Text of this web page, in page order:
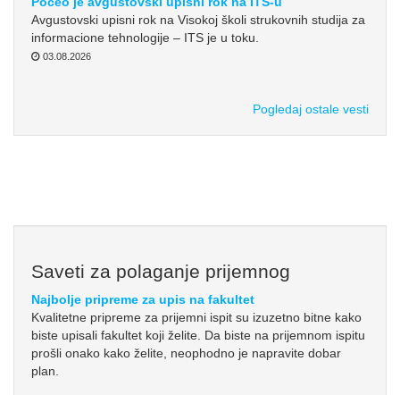
Avgustovski upisni rok na Visokoj školi strukovnih studija za
informacione tehnologije – ITS je u toku.
03.08.2026
Pogledaj ostale vesti
Saveti za polaganje prijemnog
Najbolje pripreme za upis na fakultet
Kvalitetne pripreme za prijemni ispit su izuzetno bitne kako
biste upisali fakultet koji želite. Da biste na prijemnom ispitu
prošli onako kako želite, neophodno je napravite dobar
plan.